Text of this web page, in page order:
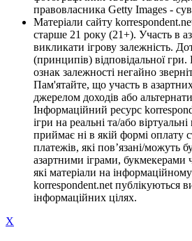
правовласника Getty Images -
Матеріали сайту
старше 21 року (21+). Участь в
викликати ігрову залежність.
(принципів) відповідальної
ознак залежності негайно
Пам'ятайте, що участь в
джерелом доходів або
Інформаційний ресурс
ігри на реальні та/або
приймає ні в якій формі оплату
платежів, які пов’язані/можуть
азартними іграми, букмекерами
які матеріали на інформаційному
korrespondent.net публікуються
інформаційних цілях.
X